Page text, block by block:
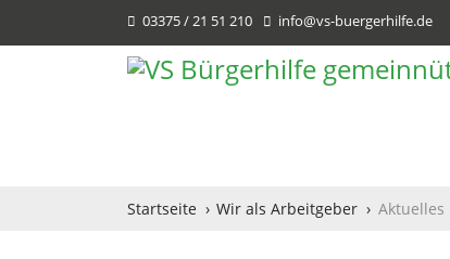
03375 / 21 51 210 info@vs-buergerhilfe.de
Startseite Wir als Arbeitgeber Aktuelles